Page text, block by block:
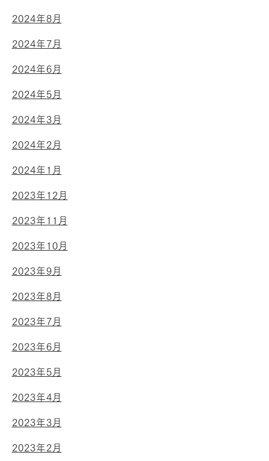
2024年8月
2024年7月
2024年6月
2024年5月
2024年3月
2024年2月
2024年1月
2023年12月
2023年11月
2023年10月
2023年9月
2023年8月
2023年7月
2023年6月
2023年5月
2023年4月
2023年3月
2023年2月